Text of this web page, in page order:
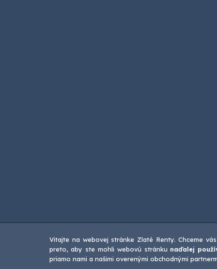
Vitajte na webovej stránke Zlaté Renty. Chceme
preto, aby ste mohli webovú stránku naďalej
priamo nami a našimi overenými obchodnými